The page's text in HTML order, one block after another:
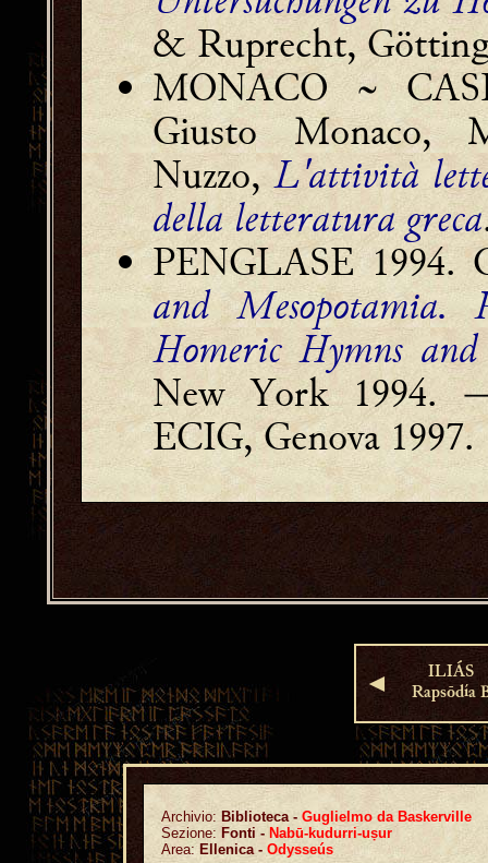
& Ruprecht,
MONACO ~
Giusto Monaco,
Nuzzo,L'attività
della letteratura greca
PENGLASE 1994.
and Mesopotamia.
Homeric Hymns and
New York
ECIG, Genova 1997.
◄
ILIÁS
Rapsōdía
Archivio: Biblioteca - Guglielmo da Baskerville
Sezione: Fonti - Nabū-kudurri-uṣur
Area: Ellenica - Odysseús